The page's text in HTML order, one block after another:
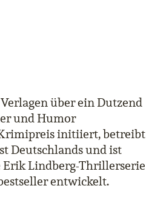
über ein Dutzend
und Humor
initiiert, betreibt
Deutschlands und ist
Lindberg-Thrillerserie
entwickelt.